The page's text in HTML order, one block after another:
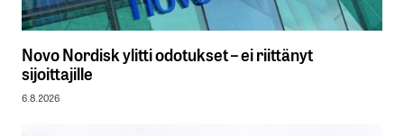
Novo Nordisk ylitti odotukset – ei riittänyt
sijoittajille
6.8.2026